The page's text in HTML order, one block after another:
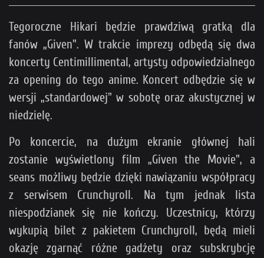
Tegoroczne Hikari będzie prawdziwą gratką dla
fanów „Given". W trakcie imprezy odbędą się dwa
koncerty Centimillimental, artysty odpowiedzialnego
za opening do tego anime. Koncert odbędzie się w
wersji „standardowej" w sobotę oraz akustycznej w
niedzielę.
Po koncercie, na dużym ekranie głównej hali
zostanie wyświetlony film „Given the Movie", a
seans możliwy będzie dzięki nawiązaniu współpracy
z serwisem Crunchyroll. Na tym jednak lista
niespodzianek się nie kończy. Uczestnicy, którzy
wykupią bilet z pakietem Crunchyroll, będą mieli
okazję zgarnąć różne gadżety oraz subskrybcję